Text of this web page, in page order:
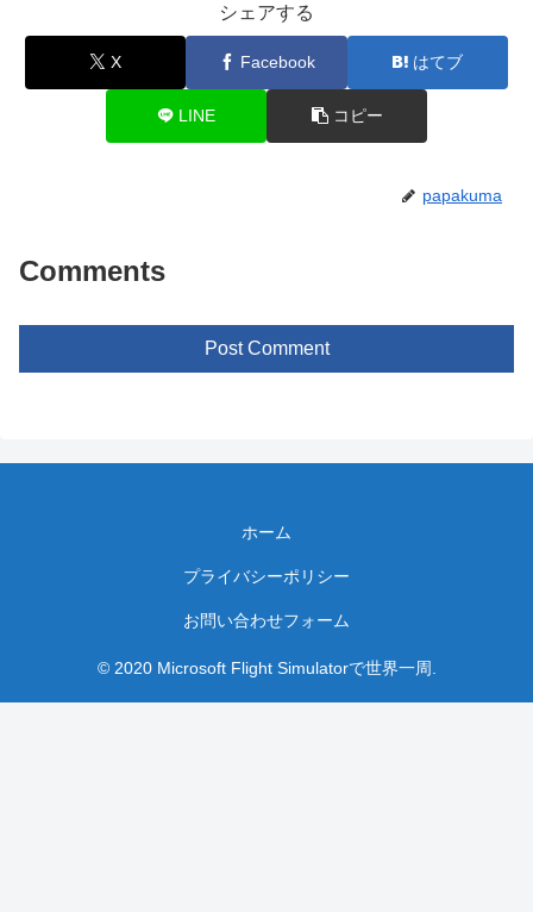
シェアする
X Facebook はてブ
LINE コピー
papakuma
Comments
Post Comment
ホーム
プライバシーポリシー
お問い合わせフォーム
© 2020 Microsoft Flight Simulatorで世界一周.